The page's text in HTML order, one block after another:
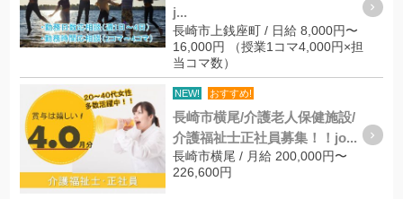
j...
長崎市上銭座町 / 日給 8,000円〜
16,000円 （授業1コマ4,000円×担
当コマ数）
NEW! おすすめ!
長崎市横尾/介護老人保健施設/
介護福祉士正社員募集！！jo...
長崎市横尾 / 月給 200,000円〜
226,600円